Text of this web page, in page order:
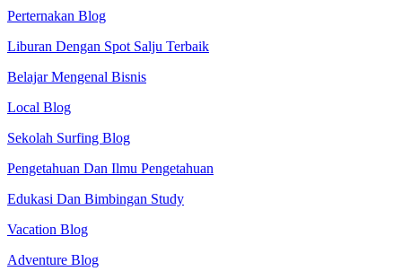
Perternakan Blog
Liburan Dengan Spot Salju Terbaik
Belajar Mengenal Bisnis
Local Blog
Sekolah Surfing Blog
Pengetahuan Dan Ilmu Pengetahuan
Edukasi Dan Bimbingan Study
Vacation Blog
Adventure Blog